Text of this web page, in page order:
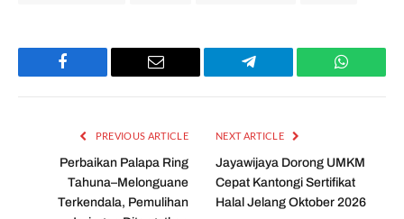
Facebook Email Telegram
PREVIOUS ARTICLE
Perbaikan Palapa Ring
Tahuna–Melonguane
Terkendala, Pemulihan
NEXT ARTICLE
Jayawijaya Dorong UMKM
Cepat Kantongi Sertifikat
Halal Jelang Oktober 2026